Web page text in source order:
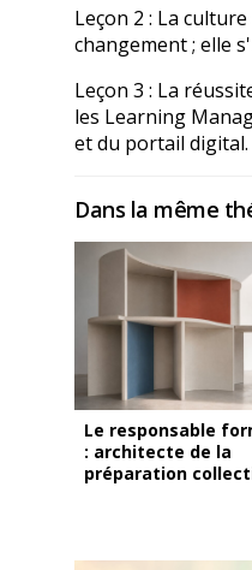
Leçon 2 : La
changement ; elle
Leçon 3 : La
les Learning
et du portail digital.
Dans la même
Le responsable
: architecte de la
préparation